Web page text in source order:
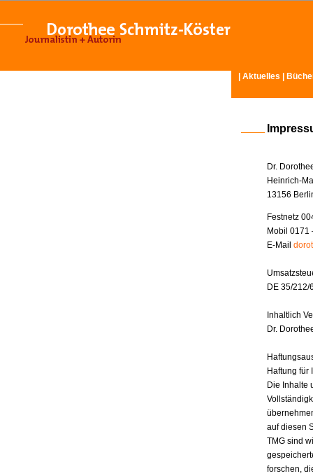
Aktuelles
Dr.
Heinrich-
13156
Festnetz
Mobil 0171
E-Mail
DE 35/212/
Inhaltlich
Dr.
Haftung für
Die Inhalte
auf diesen
TMG sind
forschen,